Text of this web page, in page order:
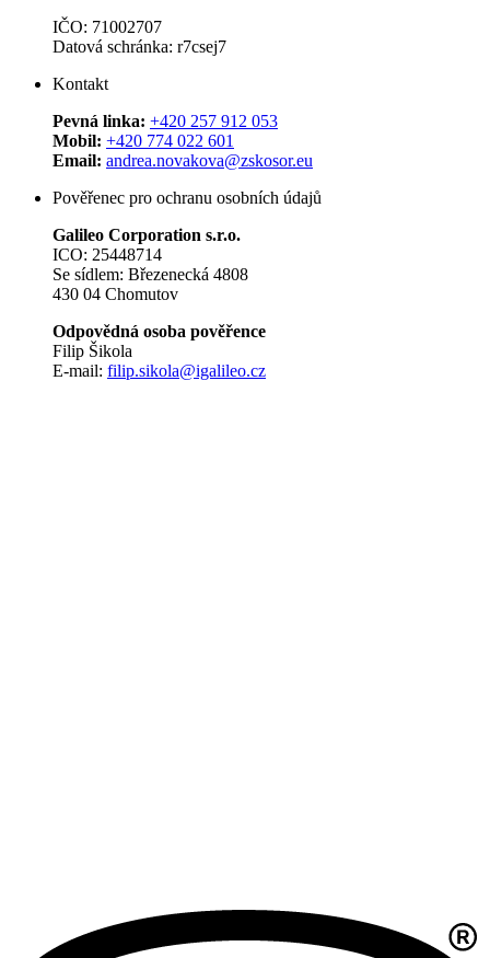
IČO: 71002707
Datová schránka: r7csej7
Kontakt
Pevná linka: +420 257 912 053
Mobil: +420 774 022 601
Email: andrea.novakova@zskosor.eu
Pověřenec pro ochranu osobních údajů
Galileo Corporation s.r.o.
ICO: 25448714
Se sídlem: Březenecká 4808
430 04 Chomutov
Odpovědná osoba pověřence
Filip Šikola
E-mail: filip.sikola@igalileo.cz